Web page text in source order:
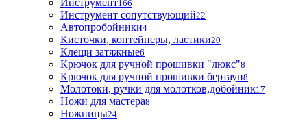
Инструмент166
Инструмент сопутствующий22
Автопробойники4
Кисточки, контейнеры, ластики20
Клещи затяжные6
Крючок для ручной прошивки "люкс"8
Крючок для ручной прошивки бертаун8
Молотоки, ручки для молотков,добойник17
Ножи для мастера8
Ножницы24